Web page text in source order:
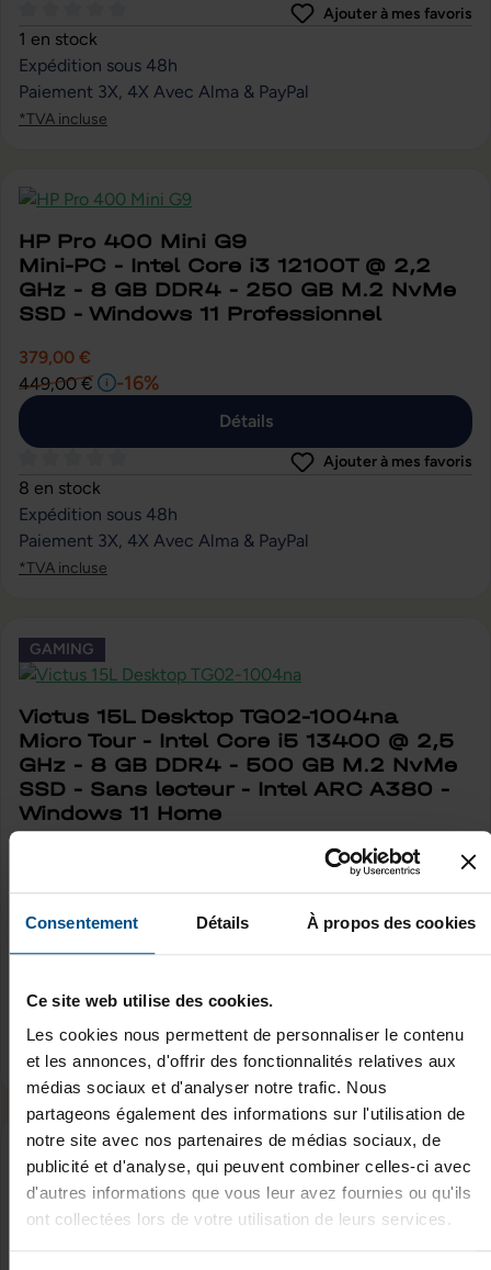
Consentement Détails À propos des cookies
Ce site web utilise des cookies.
Les cookies nous permettent de personnaliser le contenu
et les annonces, d'offrir des fonctionnalités relatives aux
médias sociaux et d'analyser notre trafic. Nous
partageons également des informations sur l'utilisation de
notre site avec nos partenaires de médias sociaux, de
publicité et d'analyse, qui peuvent combiner celles-ci avec
d'autres informations que vous leur avez fournies ou qu'ils
ont collectées lors de votre utilisation de leurs services.
Note moyenne de 0 sur 5 étoiles
Ajouter à mes favoris
1 en stock
Expédition sous 48h
Paiement 3X, 4X Avec Alma & PayPal
*TVA incluse
HP Pro 400 Mini G9
Mini-PC - Intel Core i3 12100T @ 2,2
GHz - 8 GB DDR4 - 250 GB M.2 NvMe
SSD - Windows 11 Professionnel
379,00 €
449,00 €
-16%
Détails
Note moyenne de 0 sur 5 étoiles
Ajouter à mes favoris
8 en stock
Expédition sous 48h
Paiement 3X, 4X Avec Alma & PayPal
*TVA incluse
GAMING
Victus 15L Desktop TG02-1004na
Micro Tour - Intel Core i5 13400 @ 2,5
GHz - 8 GB DDR4 - 500 GB M.2 NvMe
SSD - Sans lecteur - Intel ARC A380 -
Windows 11 Home
Détails
Expédition sous 48h
Paiement 3X, 4X Avec Alma & PayPal
*TVA incluse
HP ProOne 600 G4
PC tout-en-un - Intel Core i5 8500 @